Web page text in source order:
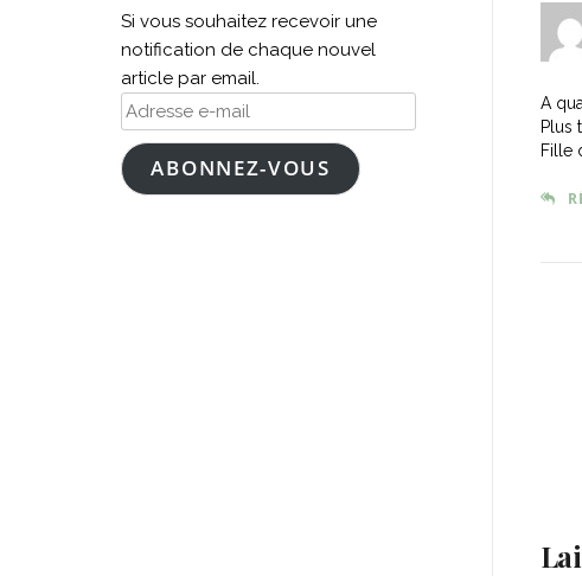
A
Plus
Fille
Si vous souhaitez recevoir une
notification de chaque nouvel
article par email.
Adresse
e-
mailABONNEZ-VOUS